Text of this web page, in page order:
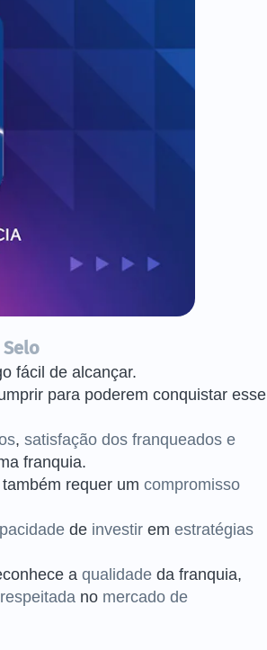
fácil de alcançar.
para poderem conquistar esse
, satisfação dos franqueados e
franquia.
requer um compromisso
de investir em estratégias
a qualidade da franquia,
respeitada no mercado de